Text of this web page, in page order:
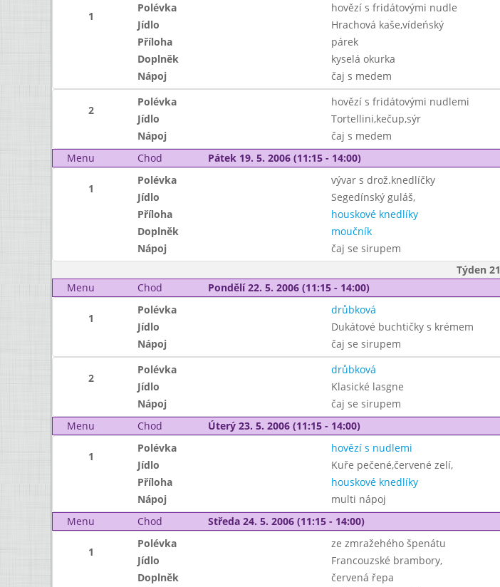
1
Polévka
hovězí s fridátovými nudle
Jídlo
Hrachová kaše,vídeńský
Příloha
párek
Doplněk
kyselá okurka
Nápoj
čaj s medem
2
Polévka
hovězí s fridátovými nudlemi
Jídlo
Tortellini,kečup,sýr
Nápoj
čaj s medem
Menu
Chod Pátek 19. 5. 2006 (11:15 - 14:00)
1
Polévka
vývar s drož.knedlíčky
Jídlo
Segedínský guláš,
Příloha
houskové knedlíky
Doplněk
moučník
Nápoj
čaj se sirupem
Týden 21
Menu
Chod Pondělí 22. 5. 2006 (11:15 - 14:00)
1
Polévka
drůbková
Jídlo
Dukátové buchtičky s krémem
Nápoj
čaj se sirupem
2
Polévka
drůbková
Jídlo
Klasické lasgne
Nápoj
čaj se sirupem
Menu
Chod Úterý 23. 5. 2006 (11:15 - 14:00)
1
Polévka
hovězí s nudlemi
Jídlo
Kuře pečené,červené zelí,
Příloha
houskové knedlíky
Nápoj
multi nápoj
Menu
Chod Středa 24. 5. 2006 (11:15 - 14:00)
1
Polévka
ze zmražehého špenátu
Jídlo
Francouzské brambory,
Doplněk
červená řepa